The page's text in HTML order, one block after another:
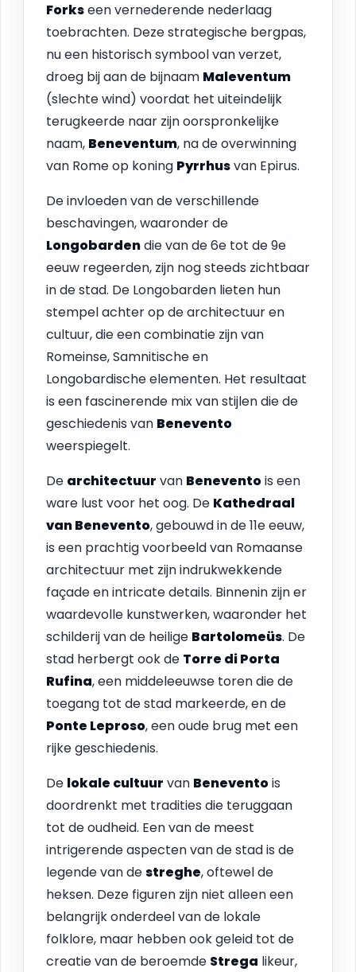
Forkseen vernederende nederlaag
toebrachten. Deze strategische bergpas,
nu een historisch symbool van verzet,
droeg bij aan de bijnaam Maleventum
(slechte wind) voordat het uiteindelijk
terugkeerde naar zijn oorspronkelijke
naam, Beneventum, na de overwinning
van Rome op koning Pyrrhusvan Epirus.
De invloeden van de verschillende
beschavingen, waaronder de
Longobardendie van de 6e tot de 9e
eeuw regeerden, zijn nog steeds zichtbaar
in de stad. De Longobarden lieten hun
stempel achter op de architectuur en
cultuur, die een combinatie zijn van
Romeinse, Samnitische en
Longobardische elementen. Het resultaat
is een fascinerende mix van stijlen die de
geschiedenis van Benevento
weerspiegelt.
De architectuur van Beneventois een
ware lust voor het oog. De Kathedraal
van Benevento, gebouwd in de 11e eeuw,
is een prachtig voorbeeld van Romaanse
architectuur met zijn indrukwekkende
façade en intricate details. Binnenin zijn er
waardevolle kunstwerken, waaronder het
schilderij van de heilige Bartolomeüs. De
stad herbergt ook de Torre di Porta
Rufina, een middeleeuwse toren die de
toegang tot de stad markeerde, en de
Ponte Leproso, een oude brug met een
rijke geschiedenis.
De lokale cultuur van Beneventois
doordrenkt met tradities die teruggaan
tot de oudheid. Een van de meest
intrigerende aspecten van de stad is de
legende van destreghe, oftewel de
heksen. Deze figuren zijn niet alleen een
belangrijk onderdeel van de lokale
folklore, maar hebben ook geleid tot de
creatie van de beroemde Strega likeur,